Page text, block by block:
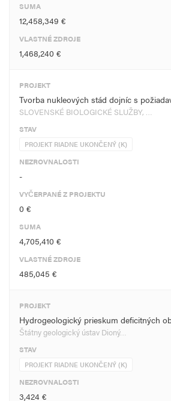
SUMA
12,458,349 €
VLASTNÉ ZDROJE
1,468,240 €
PROJEKT
Tvorba nukleových stád dojníc s
SLOVENSKÉ BIOLOGICKÉ SLUŽBY, …
STAV
PROJEKT RIADNE UKONČENÝ (K)
NEZROVNALOSTI
-
VYČERPANÉ Z PROJEKTU
0 €
SUMA
4,705,410 €
VLASTNÉ ZDROJE
485,045 €
PROJEKT
Hydrogeologický prieskum deficitných
Štátny geologický ústav Dioný…
STAV
PROJEKT RIADNE UKONČENÝ (K)
NEZROVNALOSTI
3,424 €